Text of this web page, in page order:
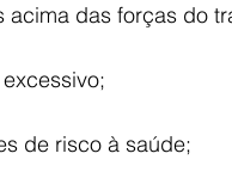
acima das forças do
de risco à saúde;